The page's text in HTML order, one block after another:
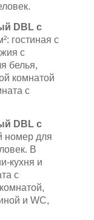
DBL с
гостиная с
с
белья,
комнатой
с
DBL с
номер для
В
кухня и
с
и WC,